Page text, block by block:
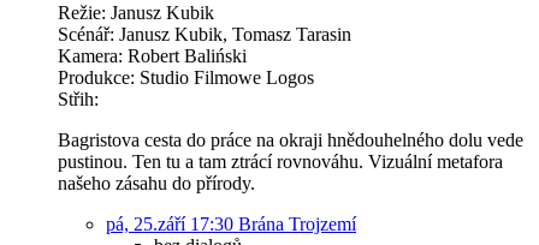
Režie: Janusz Kubik
Scénář: Janusz Kubik, Tomasz Tarasin
Kamera: Robert Baliński
Produkce: Studio Filmowe Logos
Střih:
Bagristova cesta do práce na okraji hnědouhelného dolu vede
pustinou. Ten tu a tam ztrácí rovnováhu. Vizuální metafora
našeho zásahu do přírody.
pá, 25.září 17:30 Brána Trojzemí